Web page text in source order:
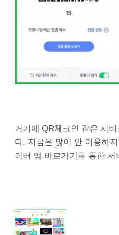
거기에 QR체크인 같은 서
다. 지금은 많이 안 이용하
이버 앱 바로가기를 통한 서